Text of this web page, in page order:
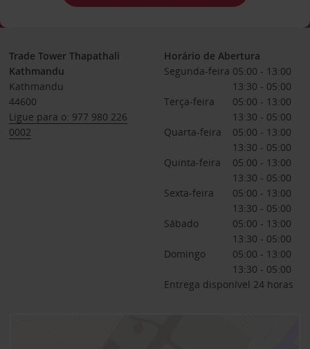
Trade Tower Thapathali
Kathmandu
Kathmandu
44600
Ligue para o: 977 980 226
0002
Horário de Abertura
Segunda-feira 05:00 - 13:00
13:30 - 05:00
Terça-feira
05:00 - 13:00
13:30 - 05:00
Quarta-feira
05:00 - 13:00
13:30 - 05:00
Quinta-feira
05:00 - 13:00
13:30 - 05:00
Sexta-feira
05:00 - 13:00
13:30 - 05:00
Sábado
05:00 - 13:00
13:30 - 05:00
Domingo
05:00 - 13:00
13:30 - 05:00
Entrega disponível 24 horas